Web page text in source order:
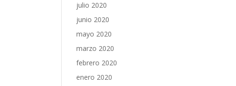
julio 2020
junio 2020
mayo 2020
marzo 2020
febrero 2020
enero 2020